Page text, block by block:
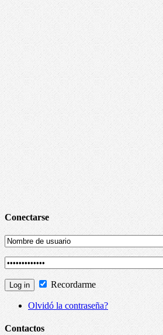
Conectarse
Recordarme
Olvidó la contraseña?
Contactos